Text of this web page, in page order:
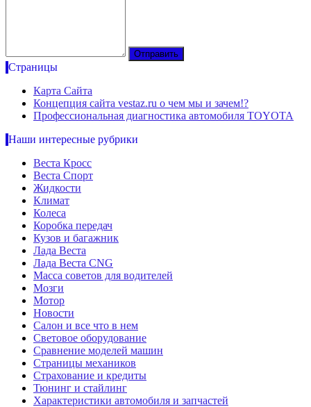
Страницы
Карта Сайта
Концепция сайта vestaz.ru о чем мы и зачем!?
Профессиональная диагностика автомобиля TOYOTA
Наши интересные рубрики
Веста Кросс
Веста Спорт
Жидкости
Климат
Колеса
Коробка передач
Кузов и багажник
Лада Веста
Лада Веста CNG
Масса советов для водителей
Мозги
Мотор
Новости
Салон и все что в нем
Световое оборудование
Сравнение моделей машин
Страницы механиков
Страхование и кредиты
Тюнинг и стайлинг
Характеристики автомобиля и запчастей